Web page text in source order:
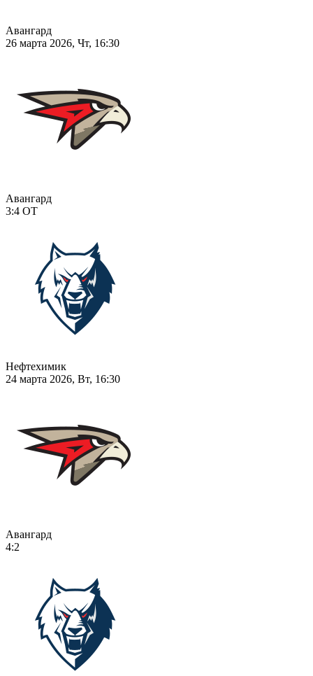
Авангард
26 марта 2026, Чт, 16:30
Авангард
3:4 ОТ
Нефтехимик
24 марта 2026, Вт, 16:30
Авангард
4:2